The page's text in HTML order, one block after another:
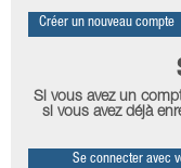
Créer un nouveau compte
Si vous avez un
si vous avez déjà
Se connecter avec